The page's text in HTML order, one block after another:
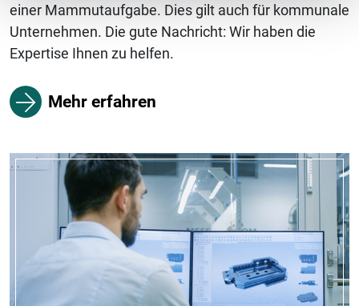
einer Mammutaufgabe. Dies gilt auch für kommunale
Unternehmen. Die gute Nachricht: Wir haben die
Expertise Ihnen zu helfen.
Mehr erfahren